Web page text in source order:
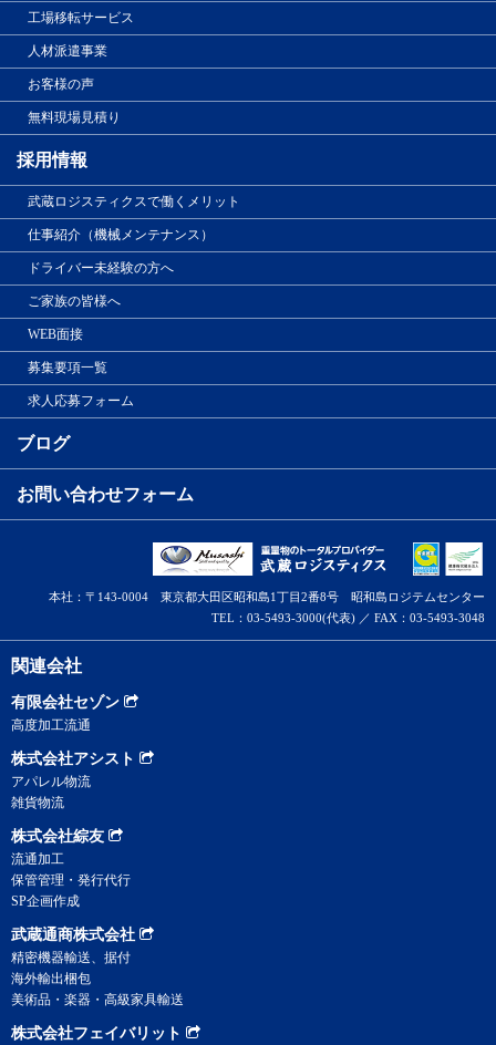
工場移転サービス
人材派遣事業
お客様の声
無料現場見積り
採用情報
武蔵ロジスティクスで働くメリット
仕事紹介（機械メンテナンス）
ドライバー未経験の方へ
ご家族の皆様へ
WEB面接
募集要項一覧
求人応募フォーム
ブログ
お問い合わせフォーム
本社：〒143-0004 東京都大田区昭和島1丁目2番8号 昭和島ロジテムセンター
TEL：03-5493-3000(代表) ／ FAX：03-5493-3048
関連会社
有限会社セゾン
高度加工流通
株式会社アシスト
アパレル物流
雑貨物流
株式会社綜友
流通加工
保管管理・発行代行
SP企画作成
武蔵通商株式会社
精密機器輸送、据付
海外輸出梱包
美術品・楽器・高級家具輸送
株式会社フェイバリット